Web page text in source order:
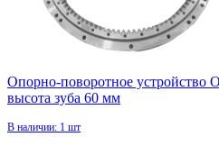
Опорно-поворотное устройство
высота зуба 60 мм
В наличии: 1 шт